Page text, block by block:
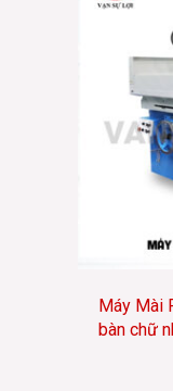
Máy Mài
bàn chữ